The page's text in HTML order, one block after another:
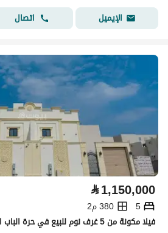
الإيميل
اتصال
⃁1,150,000
5
380 م2
فيلا مكونة من 5 غرف نوم للبيع في حرة الباب الجديدة، مكة